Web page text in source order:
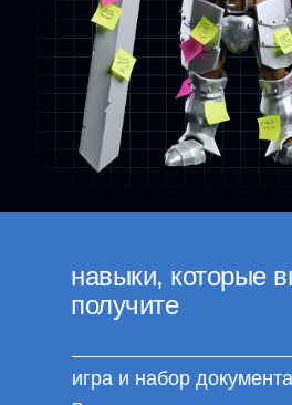
игра и набор
навыки, которые
получите